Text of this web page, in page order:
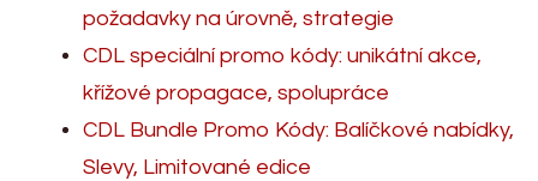
požadavky na úrovně, strategie
CDL speciální promo kódy: unikátní akce,
křížové propagace, spolupráce
CDL Bundle Promo Kódy: Balíčkové nabídky,
Slevy, Limitované edice